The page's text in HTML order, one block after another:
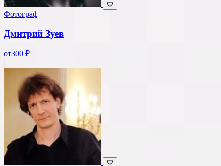
Фотограф
Дмитрий Зуев
от300 ₽